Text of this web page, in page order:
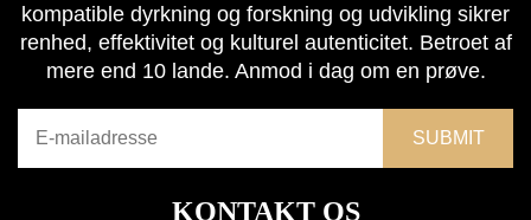
kompatible dyrkning og forskning og udvikling sikrer
renhed, effektivitet og kulturel autenticitet. Betroet af
mere end 10 lande. Anmod i dag om en prøve.
KONTAKT OS